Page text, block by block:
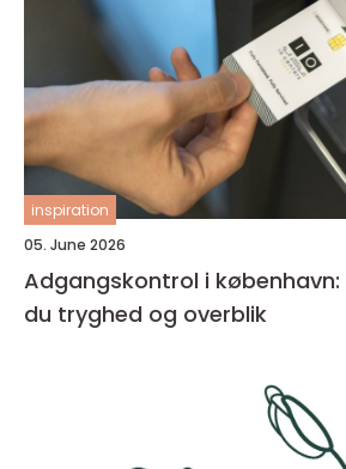
inspiration
05. June 2026
Adgangskontrol i
du tryghed og overblik